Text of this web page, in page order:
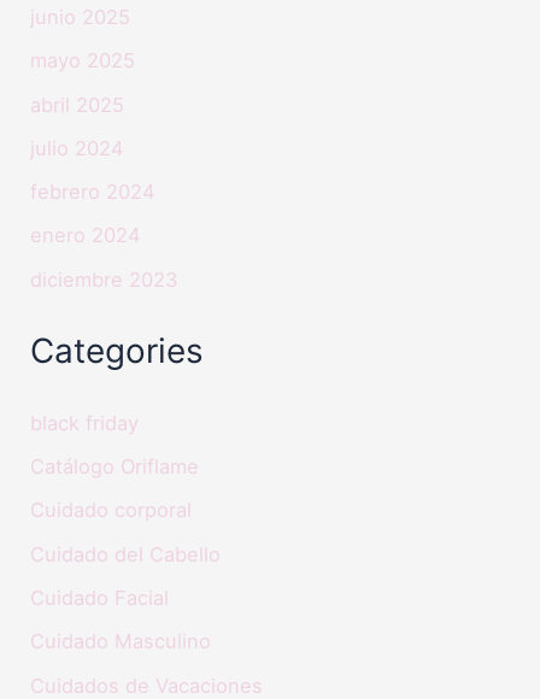
junio 2025
mayo 2025
abril 2025
julio 2024
febrero 2024
enero 2024
diciembre 2023
Categories
black friday
Catálogo Oriflame
Cuidado corporal
Cuidado del Cabello
Cuidado Facial
Cuidado Masculino
Cuidados de Vacaciones